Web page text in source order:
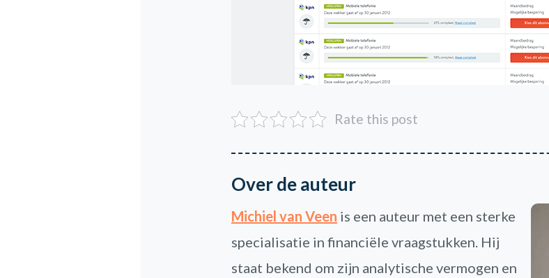
Rate this post
Over de auteur
Michiel van Veen is een auteur met een sterke
specialisatie in financiële vraagstukken. Hij
staat bekend om zijn analytische vermogen en